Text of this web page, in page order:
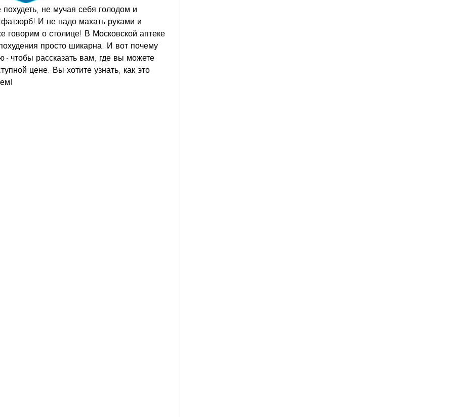
не мучая себя голодом и
И не надо махать руками и
говорим о столице! В Московской аптеке
просто шикарна! И вот почему
- чтобы рассказать вам, где вы можете
цене. Вы хотите узнать, как это